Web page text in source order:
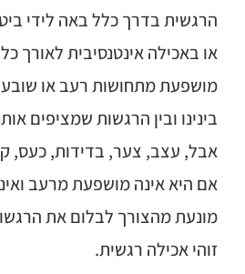
הרגשית בדרך כלל באה לידי
או באכילה אינטנסיבית לאורך
מושפעת מתחושות רעב או
בינינו ובין הרגשות שמציפים
אבל, עצב, צער, בדידות, כעס,
אם היא אינה מושפעת מרעב
מונעת מהצורך לבלום את
זוהי אכילה רגשית.